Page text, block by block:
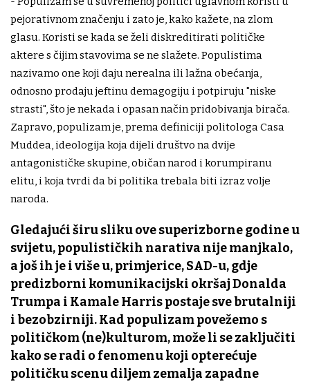
pejorativnom značenju i zato je, kako kažete, na zlom
glasu. Koristi se kada se želi diskreditirati političke
aktere s čijim stavovima se ne slažete. Populistima
nazivamo one koji daju nerealna ili lažna obećanja,
odnosno prodaju jeftinu demagogiju i potpiruju "niske
strasti", što je nekada i opasan način pridobivanja birača.
Zapravo, populizam je, prema definiciji politologa Casa
Muddea, ideologija koja dijeli društvo na dvije
antagonističke skupine, običan narod i korumpiranu
elitu, i koja tvrdi da bi politika trebala biti izraz volje
naroda.
Gledajući širu sliku ove superizborne godine u
svijetu, populističkih narativa nije manjkalo,
a još ih je i više u, primjerice, SAD-u, gdje
predizborni komunikacijski okršaj Donalda
Trumpa i Kamale Harris postaje sve brutalniji
i bezobzirniji. Kad populizam povežemo s
političkom (ne)kulturom, može li se zaključiti
kako se radi o fenomenu koji opterećuje
političku scenu diljem zemalja zapadne